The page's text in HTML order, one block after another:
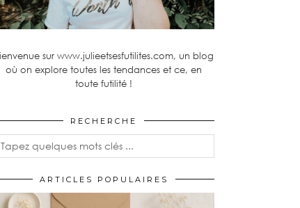
sur www.julieetsesfutilites.com, un blog
où on explore toutes les tendances et ce, en
toute futilité !
RECHERCHE
ARTICLES POPULAIRES